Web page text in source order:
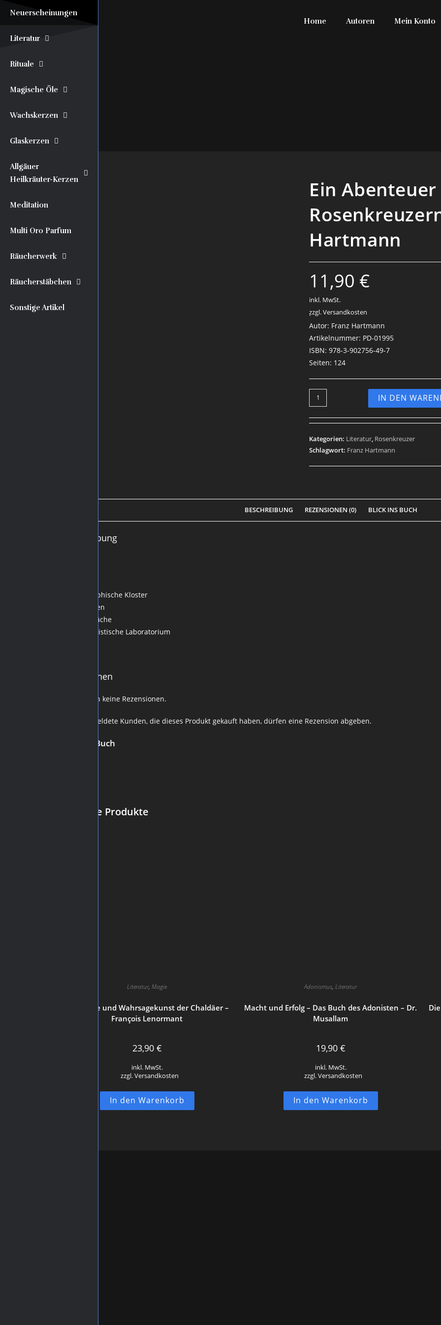
Home Autoren Mein Konto
Neuerscheinungen
Literatur
Rituale
Magische Öle
Wachskerzen
Glaskerzen
Allgäuer
Heilkräuter-Kerzen
Meditation
Multi Oro Parfum
Räucherwerk
Räucherstäbchen
Sonstige Artikel
Ein
Hartmann
11,90 €
inkl. MwSt.
zzgl. Versandkosten
.
Autor: Franz Hartmann
Artikelnummer: PD-01995
ISBN: 978-3-902756-49-7
Seiten: 124
IN DEN
Kategorien: Literatur Rosenkreuzer
Schlagwort: Franz Hartmann
BESCHREIBUNG REZENSIONEN (0) BLICK INS BUCH
Beschreibung
Das theosophische Kloster
Aufklärungen
Tischgespräche
Das alchemistische Laboratorium
Rezensionen
Es gibt noch keine Rezensionen.
Nur angemeldete Kunden, die dieses Produkt gekauft haben, dürfen eine Rezension abgeben.
Blick Ins Buch
Ähnliche Produkte
Literatur,Magie
Die Magie und Wahrsagekunst der Chaldäer –
François Lenormant
23,90 €
inkl. MwSt.
zzgl. Versandkosten
In den Warenkorb
Adonismus,Literatur
Macht und Erfolg – Das Buch des Adonisten – Dr.
Musallam
19,90 €
inkl. MwSt.
zzgl. Versandkosten
In den Warenkorb